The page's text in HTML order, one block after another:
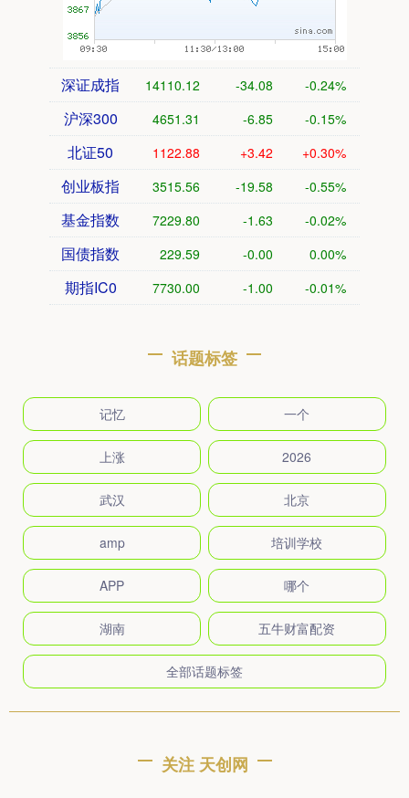
深证成指 14110.12 -34.08 -0.24%
沪深300 4651.31 -6.85 -0.15%
北证50 1122.88 +3.42 +0.30%
创业板指 3515.56 -19.58 -0.55%
基金指数 7229.80 -1.63 -0.02%
国债指数 229.59 -0.00 0.00%
期指IC0 7730.00 -1.00 -0.01%
话题标签
记忆 一个
上涨 2026
武汉 北京
amp 培训学校
APP 哪个
湖南 五牛财富配资
全部话题标签
关注 天创网